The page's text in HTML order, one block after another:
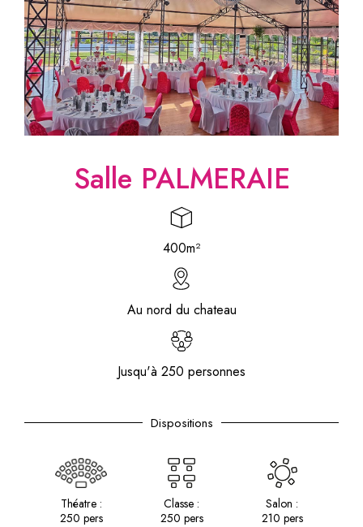
Salle PALMERAIE
400m²
Au nord du chateau
Jusqu'à 250 personnes
Dispositions
Théatre :
250 pers
Classe :
250 pers
Salon :
210 pers